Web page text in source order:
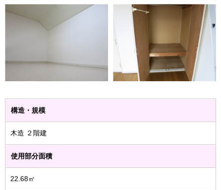
構造・規模
木造 ２階建
使用部分面積
22.68㎡